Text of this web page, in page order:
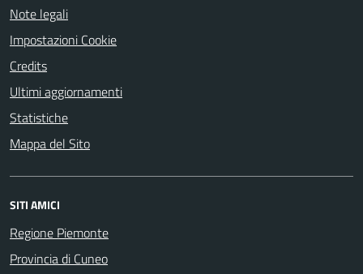
Note legali
Impostazioni Cookie
Credits
Ultimi aggiornamenti
Statistiche
Mappa del Sito
SITI AMICI
Regione Piemonte
Provincia di Cuneo